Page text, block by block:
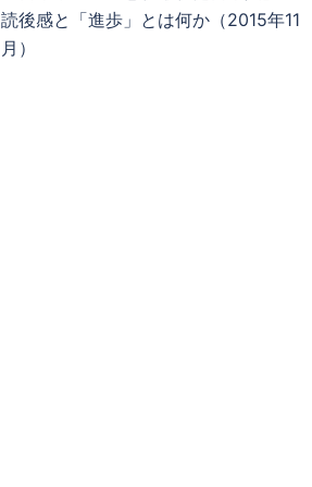
読後感と「進歩」とは何か（2015年11
月）